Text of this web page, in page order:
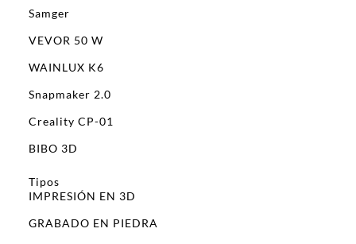
Samger
VEVOR 50 W
WAINLUX K6
Snapmaker 2.0
Creality CP-01
BIBO 3D
Tipos
IMPRESIÓN EN 3D
GRABADO EN PIEDRA